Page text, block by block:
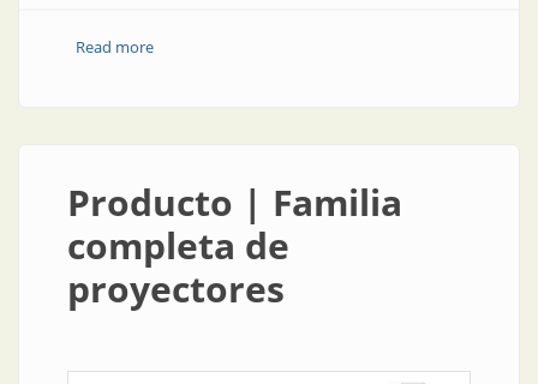
Read moreabout Lámparas y luminarias led
Producto | Familia
completa de
proyectores